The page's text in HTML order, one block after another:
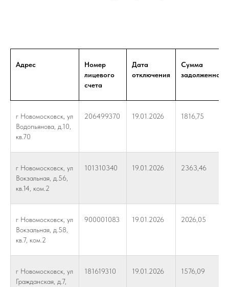
Адрес
Номер
лицевого
счета
Дата
отключения
Сумма
г Новомосковск, ул
Водопьянова, д.10,
кв.70
206499370 19.01.2026 1816,75
г Новомосковск, ул
Вокзальная, д.56,
кв.14, ком.2
101310340 19.01.2026 2363,46
г Новомосковск, ул
Вокзальная, д.58,
кв.7, ком.2
900001083 19.01.2026 2026,05
г Новомосковск, ул
Гражданская, д.7,
181619310 19.01.2026 1576,09